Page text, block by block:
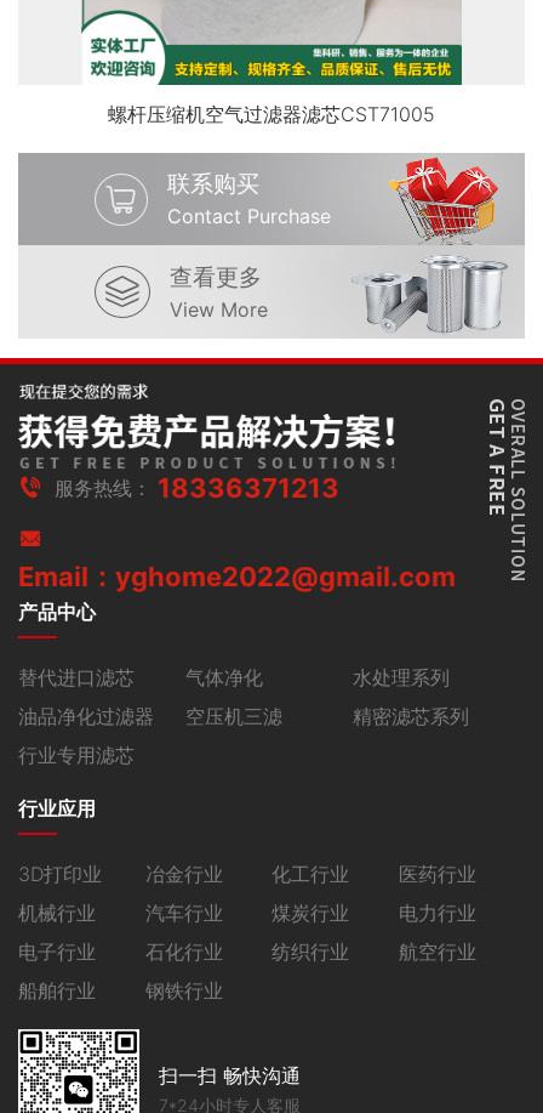
螺杆压缩机空气过滤器滤芯CST71005
联系购买
Contact Purchase
查看更多
View More
服务热线： 18336371213
Email：yghome2022@gmail.com
产品中心
替代进口滤芯 气体净化
水处理系列
油品净化过滤器
空压机三滤
精密滤芯系列
行业专用滤芯
行业应用
3D打印业 冶金行业 化工行业
医药行业
机械行业
汽车行业 煤炭行业
电力行业
电子行业
石化行业 纺织行业
航空行业
船舶行业
钢铁行业
扫一扫 畅快沟通
7*24小时专人客服